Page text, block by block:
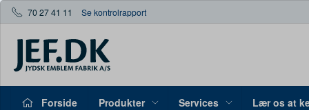
70 27 41 11 Se kontrolrapport
Forside Produkter Services Lær os at